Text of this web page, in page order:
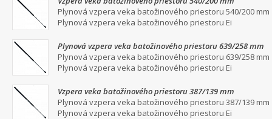
Plynová vzpera veka batožinového priestoru 540/200 mm
Plynová vzpera veka batožinového priestoru Ei
Plynová vzpera veka batožinového priestoru 639/258 mm
Plynová vzpera veka batožinového priestoru 639/258 mm
Plynová vzpera veka batožinového priestoru Ei
Vzpera veka batožinového priestoru 387/139 mm
Plynová vzpera veka batožinového priestoru 387/139 mm
Plynová vzpera veka batožinového priestoru Ei